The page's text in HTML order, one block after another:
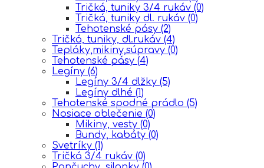
Tričká, tuniky 3/4 rukáv (0)
Tričká, tuniky dl. rukáv (0)
Tehotenské pásy (2)
Tričká, tuniky, dl.rukáv (4)
Tepláky,mikiny,súpravy (0)
Tehotenské pásy (4)
Legíny (6)
Legíny 3/4 dlžky (5)
Legíny dlhé (1)
Tehotenské spodné prádlo (5)
Nosiace oblečenie (0)
Mikiny, vesty (0)
Bundy, kabáty (0)
Svetríky (1)
Tričká 3/4 rukáv (0)